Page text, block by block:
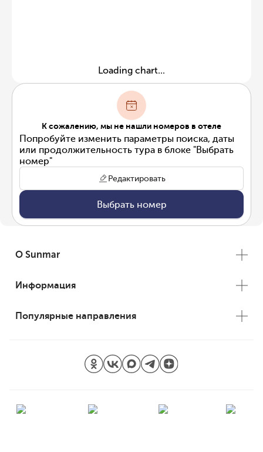
Loading chart...
К сожалению, мы не нашли номеров в отеле
Попробуйте изменить параметры поиска, даты
или продолжительность тура в блоке "Выбрать
номер"
Редактировать
Выбрать номер
О Sunmar
Информация
Популярные направления